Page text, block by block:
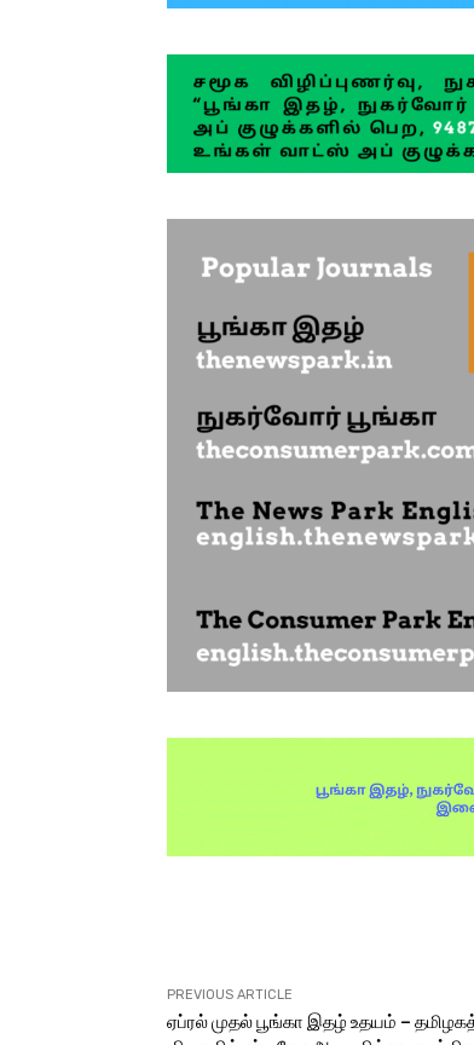
PREVIOUS ARTICLE
ஏப்ரல் முதல் பூங்கா இதழ் உதயம் –